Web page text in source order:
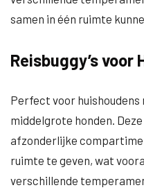
samen in één ruimte
Reisbuggy’s voor
Perfect voor
middelgrote honden.
afzonderlijke
ruimte te geven, wat
verschillende